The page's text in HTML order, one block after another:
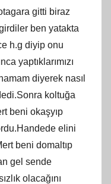
gitti biraz
ben yatakta
h.g diyip onu
yaptıklarımızı
diyerek nasıl
koltuğa
beni okaşyıp
elini
beni domaltıp
gel sende
olacağını